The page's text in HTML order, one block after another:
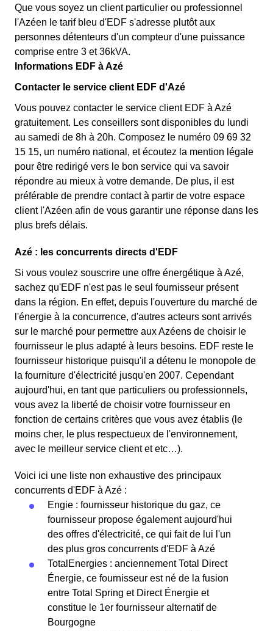
Que vous soyez un client particulier ou professionnel
l'Azéen le tarif bleu d'EDF s'adresse plutôt aux
personnes détenteurs d'un compteur d'une puissance
comprise entre 3 et 36kVA.
Informations EDF à Azé
Contacter le service client EDF d'Azé
Vous pouvez contacter le service client EDF à Azé
gratuitement. Les conseillers sont disponibles du lundi
au samedi de 8h à 20h. Composez le numéro 09 69 32
15 15, un numéro national, et écoutez la mention légale
pour être redirigé vers le bon service qui va savoir
répondre au mieux à votre demande. De plus, il est
préférable de prendre contact à partir de votre espace
client l'Azéen afin de vous garantir une réponse dans les
plus brefs délais.
Azé : les concurrents directs d'EDF
Si vous voulez souscrire une offre énergétique à Azé,
sachez qu'EDF n'est pas le seul fournisseur présent
dans la région. En effet, depuis l'ouverture du marché de
l'énergie à la concurrence, d'autres acteurs sont arrivés
sur le marché pour permettre aux Azéens de choisir le
fournisseur le plus adapté à leurs besoins. EDF reste le
fournisseur historique puisqu'il a détenu le monopole de
la fourniture d'électricité jusqu'en 2007. Cependant
aujourd'hui, en tant que particuliers ou professionnels,
vous avez la liberté de choisir votre fournisseur en
fonction de certains critères que vous avez établis (le
moins cher, le plus respectueux de l'environnement,
avec le meilleur service client et etc…).
Voici ici une liste non exhaustive des principaux
concurrents d'EDF à Azé :
Engie : fournisseur historique du gaz, ce
fournisseur propose également aujourd'hui
des offres d'électricité, ce qui fait de lui l'un
des plus gros concurrents d'EDF à Azé
TotalEnergies : anciennement Total Direct
Énergie, ce fournisseur est né de la fusion
entre Total Spring et Direct Énergie et
constitue le 1er fournisseur alternatif de
Bourgogne